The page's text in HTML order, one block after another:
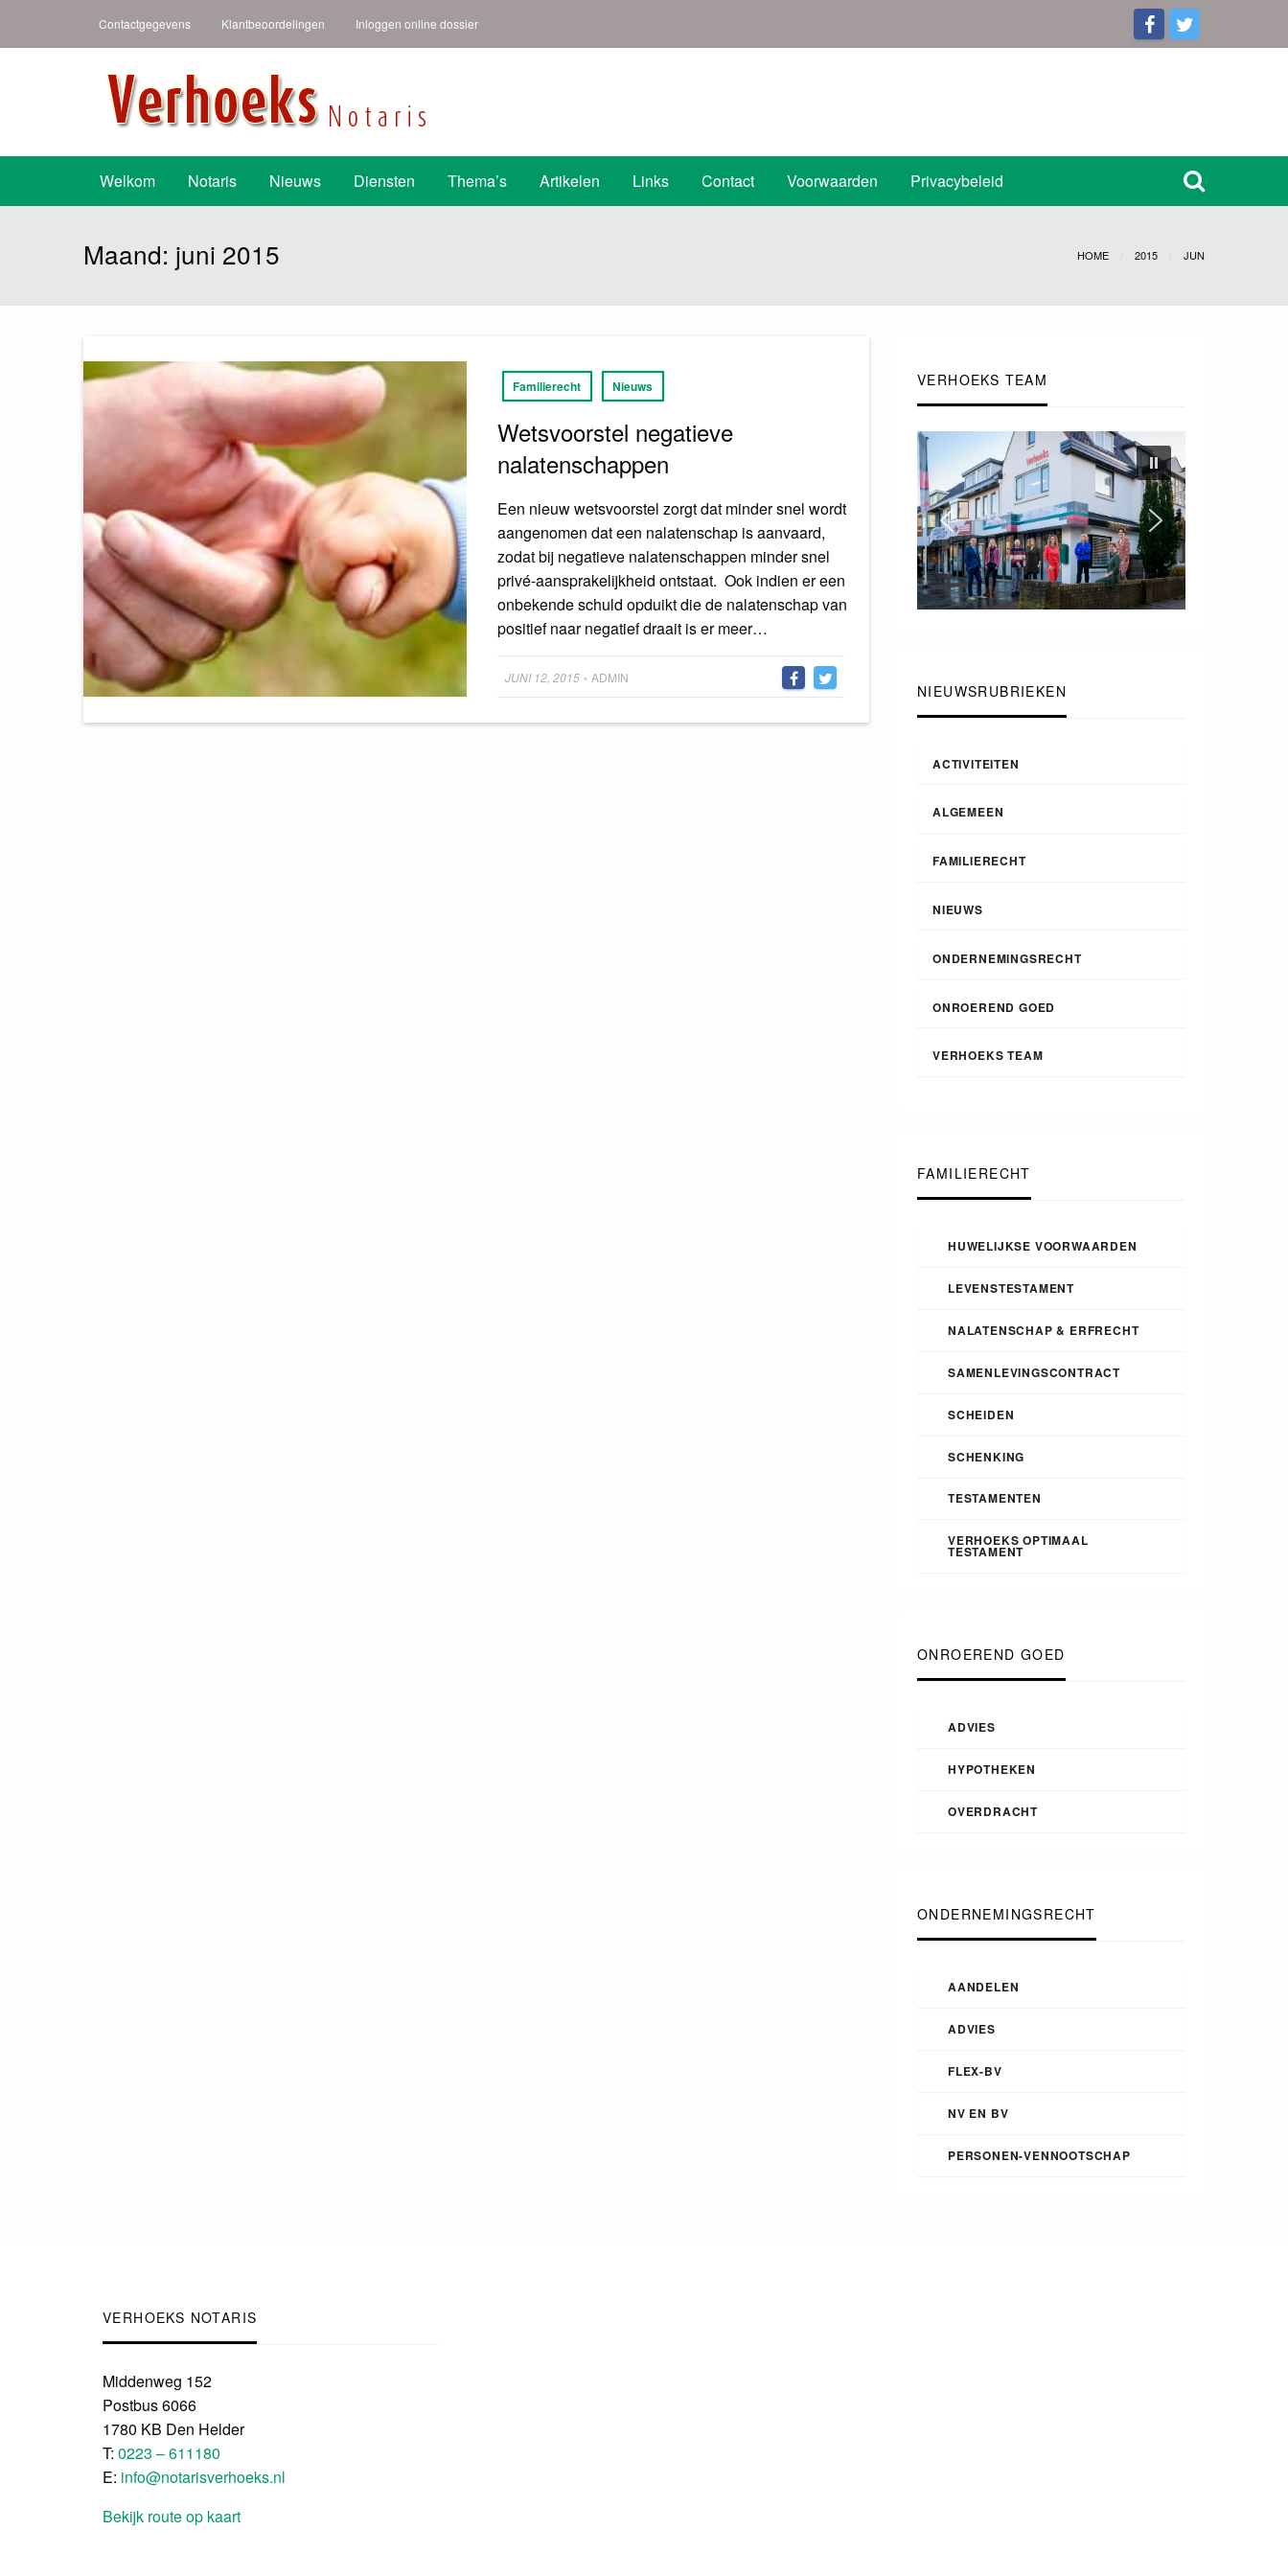
Contactgegevens Klantbeoordelingen Inloggen online dossier
Verhoeks Notaris | Den Helder
Heldere taal een duidelijk verhaal
Welkom
Notaris Nieuws Diensten Thema’s Artikelen Links Contact Voorwaarden Privacybeleid
Maand: juni 2015 HOME 2015 JUN
Familierecht Nieuws
Wetsvoorstel negatieve
nalatenschappen
Een nieuw wetsvoorstel zorgt dat minder snel wordt
aangenomen dat een nalatenschap is aanvaard,
zodat bij negatieve nalatenschappen minder snel
privé-aansprakelijkheid ontstaat. Ook indien er een
onbekende schuld opduikt die de nalatenschap van
positief naar negatief draait is er meer…
Posted
JUNI 12, 2015 • ADMIN
VERHOEKS TEAM
NIEUWSRUBRIEKEN
ACTIVITEITEN
ALGEMEEN
FAMILIERECHT
NIEUWS
ONDERNEMINGSRECHT
ONROEREND GOED
VERHOEKS TEAM
FAMILIERECHT
HUWELIJKSE VOORWAARDEN
LEVENSTESTAMENT
NALATENSCHAP & ERFRECHT
SAMENLEVINGSCONTRACT
SCHEIDEN
SCHENKING
TESTAMENTEN
VERHOEKS OPTIMAAL
TESTAMENT
ONROEREND GOED
ADVIES
HYPOTHEKEN
OVERDRACHT
ONDERNEMINGSRECHT
AANDELEN
ADVIES
FLEX-BV
NV EN BV
PERSONEN-VENNOOTSCHAP
VERHOEKS NOTARIS
Middenweg 152
Postbus 6066
1780 KB Den Helder
T: 0223 – 611180
E: info@notarisverhoeks.nl
Bekijk route op kaart